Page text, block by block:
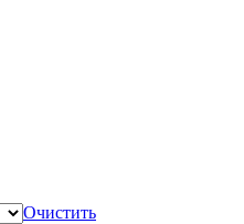
Очистить